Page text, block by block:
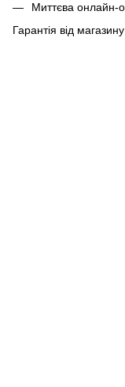
Миттєва онлайн-
Гарантія від магазину